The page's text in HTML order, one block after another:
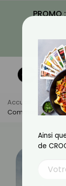
Accueil Actus
Comment Faire
Ainsi
de